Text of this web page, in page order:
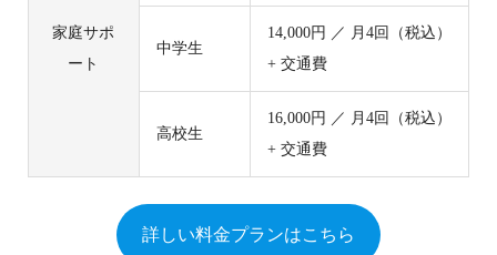
家庭サポ
ート
中学生
14,000円 ／ 月4回（税込）
+ 交通費
高校生
16,000円 ／ 月4回（税込）
+ 交通費
詳しい料金プランはこちら